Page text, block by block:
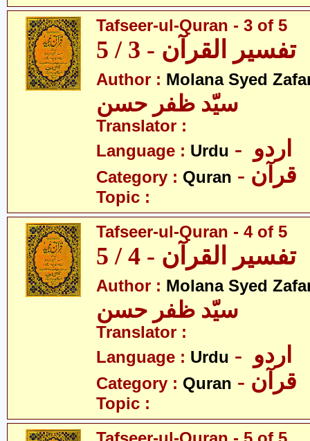
Tafseer-ul-Quran - 3 of 5
تفسیر القرآن - 3 / 5
Author : Molana Syed
سیّد ظفر حسن
Translator :
Language : Urdu
Category : Quran - قرآن
Topic :
Tafseer-ul-Quran - 4 of 5
تفسیر القرآن - 4 / 5
Author : Molana Syed
سیّد ظفر حسن
Translator :
Language : Urdu
Category : Quran - قرآن
Topic :